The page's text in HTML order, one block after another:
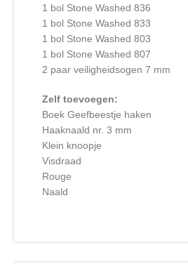
1 bol Stone Washed 836
1 bol Stone Washed 833
1 bol Stone Washed 803
1 bol Stone Washed 807
2 paar veiligheidsogen 7 mm
Zelf toevoegen:
Boek Geefbeestje haken
Haaknaald nr. 3 mm
Klein knoopje
Visdraad
Rouge
Naald